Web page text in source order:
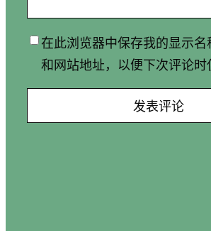
在此浏览器中保存我的显示
和网站地址，以便下次评论时